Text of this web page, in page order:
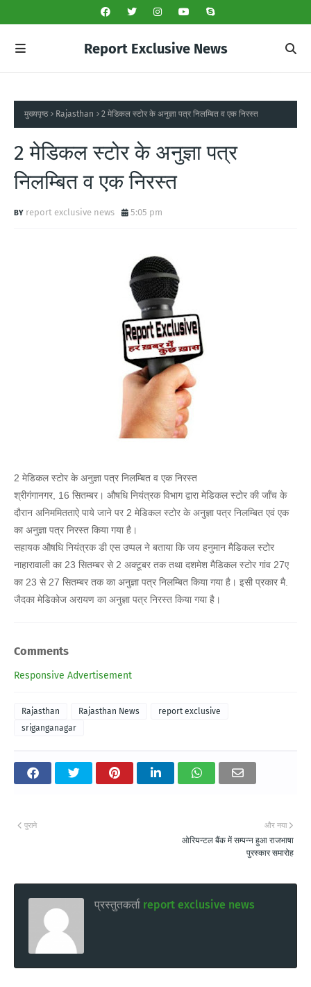
Report Exclusive News
मुख्यपृष्ठ Rajasthan 2 मेडिकल स्टोर के अनुज्ञा पत्र निलम्बित व एक निरस्त
2 मेडिकल स्टोर के अनुज्ञा पत्र
निलम्बित व एक निरस्त
report exclusive news 5:05 pm
2 मेडिकल स्टोर के अनुज्ञा पत्र निलम्बित व एक निरस्त
श्रीगंगानगर, 16 सितम्बर। औषधि नियंत्रक विभाग द्वारा मेडिकल स्टोर की जॉंच के
दौरान अनिममितताऐ पाये जाने पर 2 मेडिकल स्टोर के अनुज्ञा पत्र निलम्बित एवं एक
का अनुज्ञा पत्र निरस्त किया गया है।
सहायक औषधि नियंत्रक डी एस उप्पल ने बताया कि जय हनुमान मैडिकल स्टोर
नाहारावाली का 23 सितम्बर से 2 अक्टूबर तक तथा दशमेश मैडिकल स्टोर गांव 27ए
का 23 से 27 सितम्बर तक का अनुज्ञा पत्र निलम्बित किया गया है। इसी प्रकार मै.
जैदका मेडिकोज अरायण का अनुज्ञा पत्र निरस्त किया गया है।
Comments
Responsive Advertisement
Rajasthan Rajasthan News
report exclusive
sriganganagar
और नया
ओरियन्टल बैंक में सम्पन्न हुआ राजभाषा
पुरस्कार समारोह
पुराने
प्रस्तुतकर्ता report exclusive news